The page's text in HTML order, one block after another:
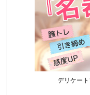
デリケー